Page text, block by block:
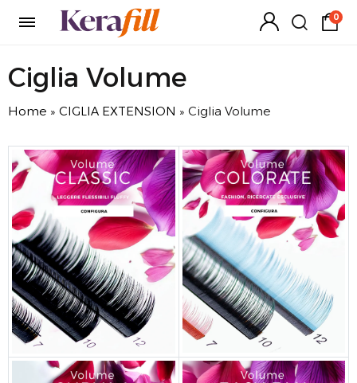
0
Ciglia Volume
Home » CIGLIA EXTENSION » Ciglia Volume